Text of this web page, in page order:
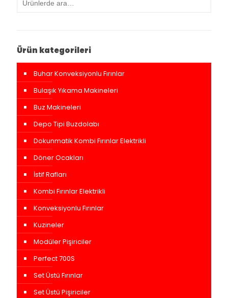
Ürün kategorileri
Buhar Konveksiyonlu Fırınlar
Bulaşık Yıkama Makineleri
Buz Makineleri
Depo Tipi Buzdolabı
Dokunmatik Kombi Fırınlar Elektrikli
Döner Ocakları
İstif Rafları
Kombi Fırınlar Elektrikli
Konveksiyonlu Fırınlar
Kuzineler
Modüler Pişiriciler
Perfect 700S
Set Üstü Fırınlar
Set Üstü Pişiriciler